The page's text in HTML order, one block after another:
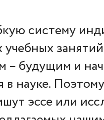
систему
– будущим и
в науке.
эссе или